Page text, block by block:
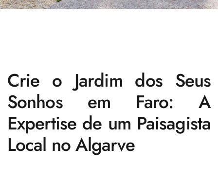
Crie o Jardim dos Seus
Sonhos em Faro: A
Expertise de um Paisagista
Local no Algarve